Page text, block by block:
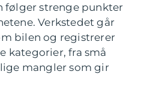
følger strenge punkter
Verkstedet går
bilen og registrerer
kategorier, fra små
mangler som gir